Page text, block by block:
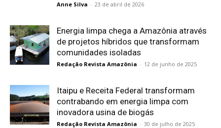
Anne Silva - 23 de abril de 2026
Energia limpa chega a Amazônia através
de projetos híbridos que transformam
comunidades isoladas
Redação Revista Amazônia - 12 de junho de 2025
Itaipu e Receita Federal transformam
contrabando em energia limpa com
inovadora usina de biogás
Redação Revista Amazônia - 30 de julho de 2025